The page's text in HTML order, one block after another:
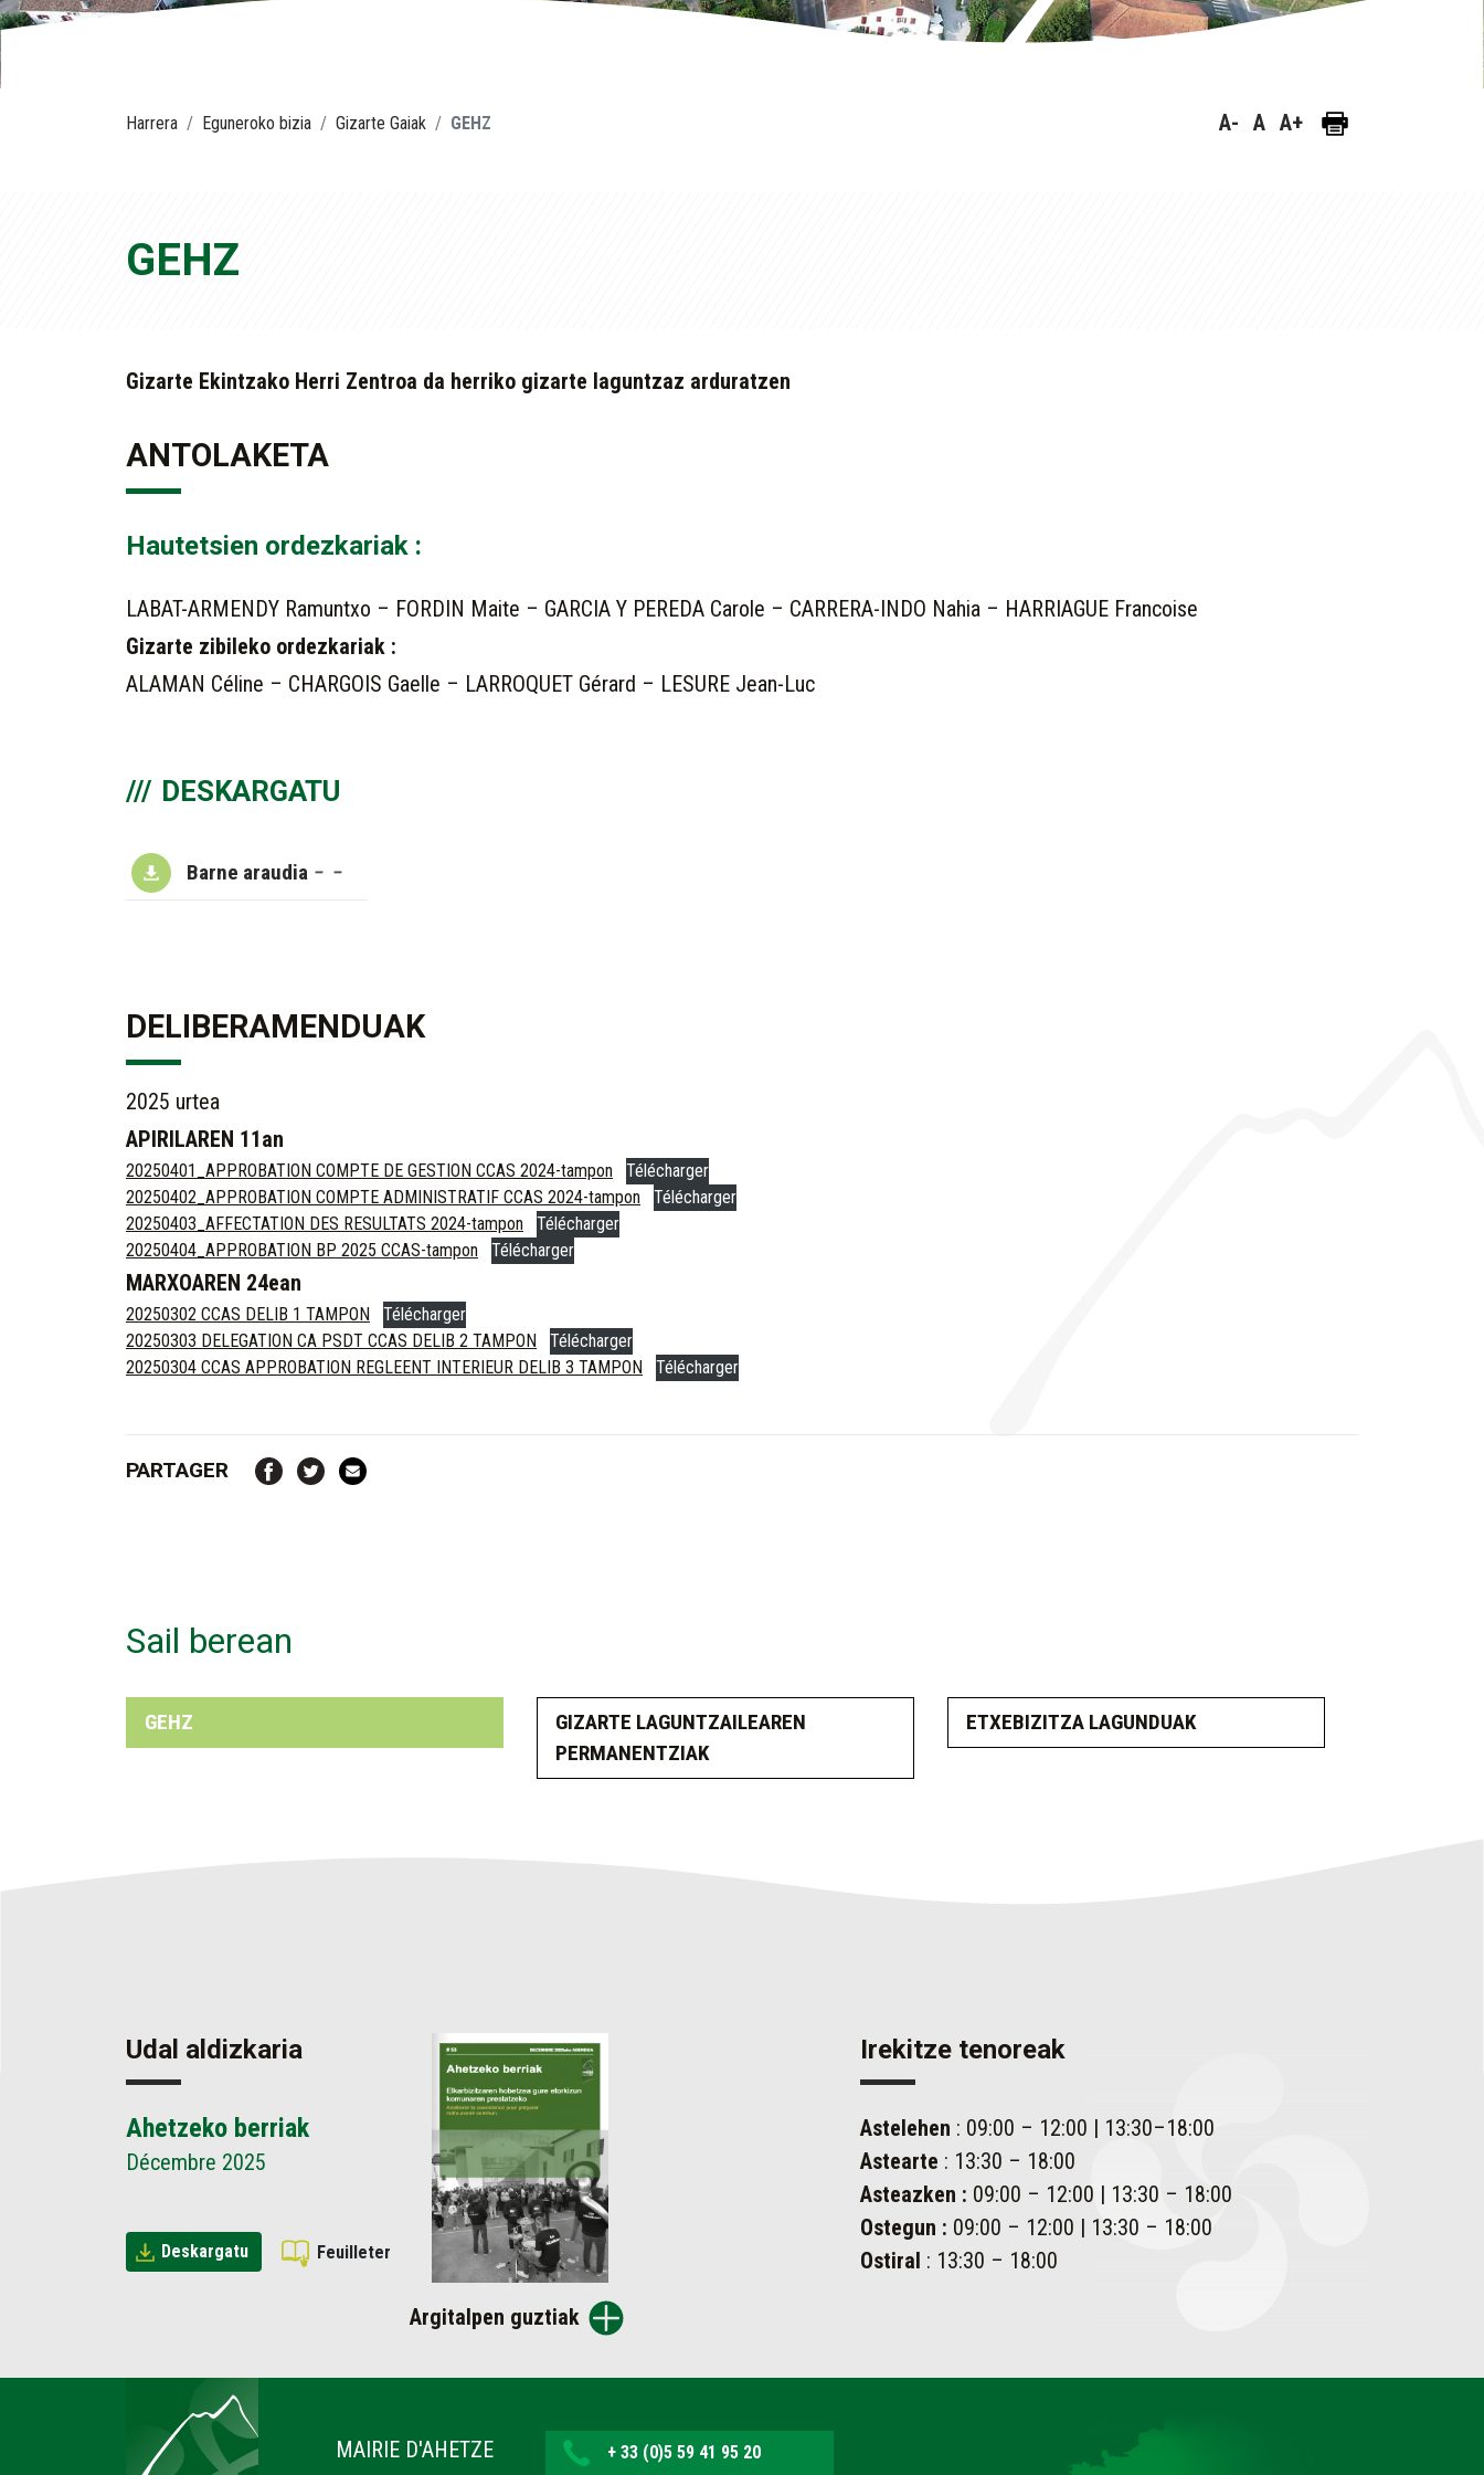
Harrera Eguneroko bizia Gizarte Gaiak GEHZ A- A A+
GEHZ
Gizarte Ekintzako Herri Zentroa da herriko gizarte laguntzaz arduratzen
ANTOLAKETA
Hautetsien ordezkariak :
LABAT-ARMENDY Ramuntxo – FORDIN Maite – GARCIA Y PEREDA Carole – CARRERA-INDO Nahia – HARRIAGUE Francoise
Gizarte zibileko ordezkariak :
ALAMAN Céline – CHARGOIS Gaelle – LARROQUET Gérard – LESURE Jean-Luc
DESKARGATU
Barne araudia – –
DELIBERAMENDUAK
2025 urtea
APIRILAREN 11an
20250401_APPROBATION COMPTE DE GESTION CCAS 2024-tampon
Télécharger
20250402_APPROBATION COMPTE ADMINISTRATIF CCAS 2024-tampon
Télécharger
20250403_AFFECTATION DES RESULTATS 2024-tampon
Télécharger
20250404_APPROBATION BP 2025 CCAS-tampon
Télécharger
MARXOAREN 24ean
20250302 CCAS DELIB 1 TAMPON
Télécharger
20250303 DELEGATION CA PSDT CCAS DELIB 2 TAMPON
Télécharger
20250304 CCAS APPROBATION REGLEENT INTERIEUR DELIB 3 TAMPON
Télécharger
PARTAGER
Sail berean
GEHZ
GIZARTE LAGUNTZAILEAREN
PERMANENTZIAK
ETXEBIZITZA LAGUNDUAK
Udal aldizkaria
Ahetzeko berriak
Décembre 2025
Deskargatu Feuilleter
Argitalpen guztiak
Irekitze tenoreak
Astelehen : 09:00 – 12:00 | 13:30–18:00
Astearte : 13:30 – 18:00
Asteazken : 09:00 – 12:00 | 13:30 – 18:00
Ostegun : 09:00 – 12:00 | 13:30 – 18:00
Ostiral : 13:30 – 18:00
MAIRIE D'AHETZE
+ 33 (0)5 59 41 95 20